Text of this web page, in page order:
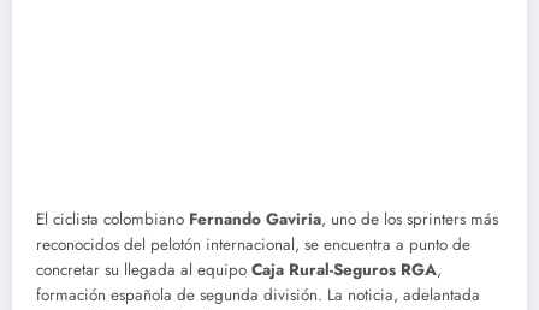
El ciclista colombiano Fernando Gaviria, uno de los sprinters más
reconocidos del pelotón internacional, se encuentra a punto de
concretar su llegada al equipo Caja Rural-Seguros RGA,
formación española de segunda división. La noticia, adelantada